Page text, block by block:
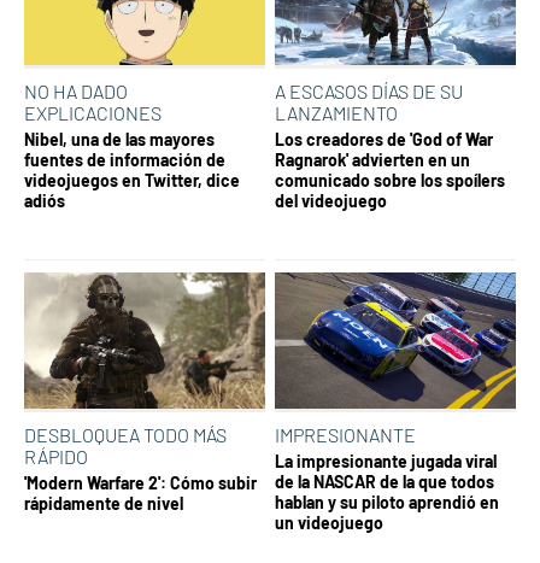
NO HA DADO
EXPLICACIONES
Nibel, una de las mayores
fuentes de información de
videojuegos en Twitter, dice
adiós
A ESCASOS DÍAS DE SU
LANZAMIENTO
Los creadores de 'God of War
Ragnarok' advierten en un
comunicado sobre los spoílers
del videojuego
DESBLOQUEA TODO MÁS
RÁPIDO
'Modern Warfare 2': Cómo subir
rápidamente de nivel
IMPRESIONANTE
La impresionante jugada viral
de la NASCAR de la que todos
hablan y su piloto aprendió en
un videojuego